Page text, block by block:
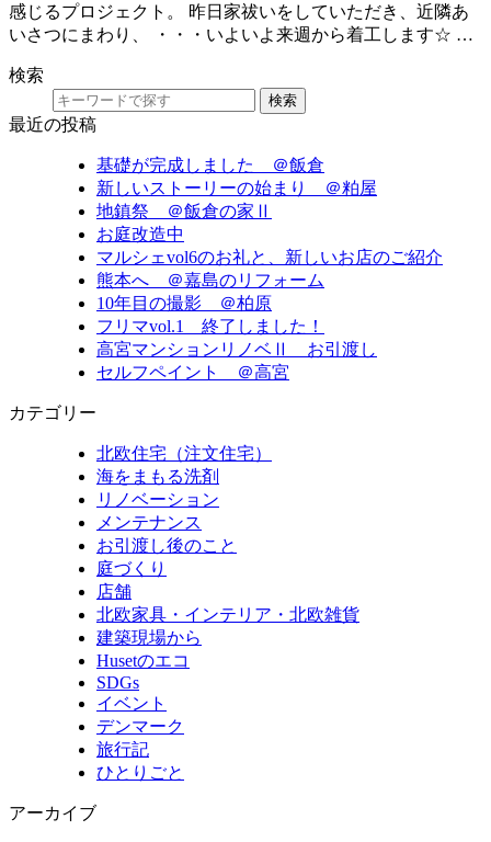
感じるプロジェクト。 昨日家祓いをしていただき、近隣あ
いさつにまわり、 ・・・いよいよ来週から着工します☆ …
検索
検索
最近の投稿
基礎が完成しました ＠飯倉
新しいストーリーの始まり ＠粕屋
地鎮祭 ＠飯倉の家Ⅱ
お庭改造中
マルシェvol6のお礼と、新しいお店のご紹介
熊本へ ＠嘉島のリフォーム
10年目の撮影 ＠柏原
フリマvol.1 終了しました！
高宮マンションリノベⅡ お引渡し
セルフペイント ＠高宮
カテゴリー
北欧住宅（注文住宅）
海をまもる洗剤
リノベーション
メンテナンス
お引渡し後のこと
庭づくり
店舗
北欧家具・インテリア・北欧雑貨
建築現場から
Husetのエコ
SDGs
イベント
デンマーク
旅行記
ひとりごと
アーカイブ